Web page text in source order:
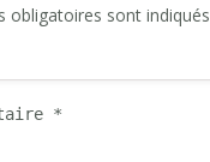
obligatoires sont indiqués